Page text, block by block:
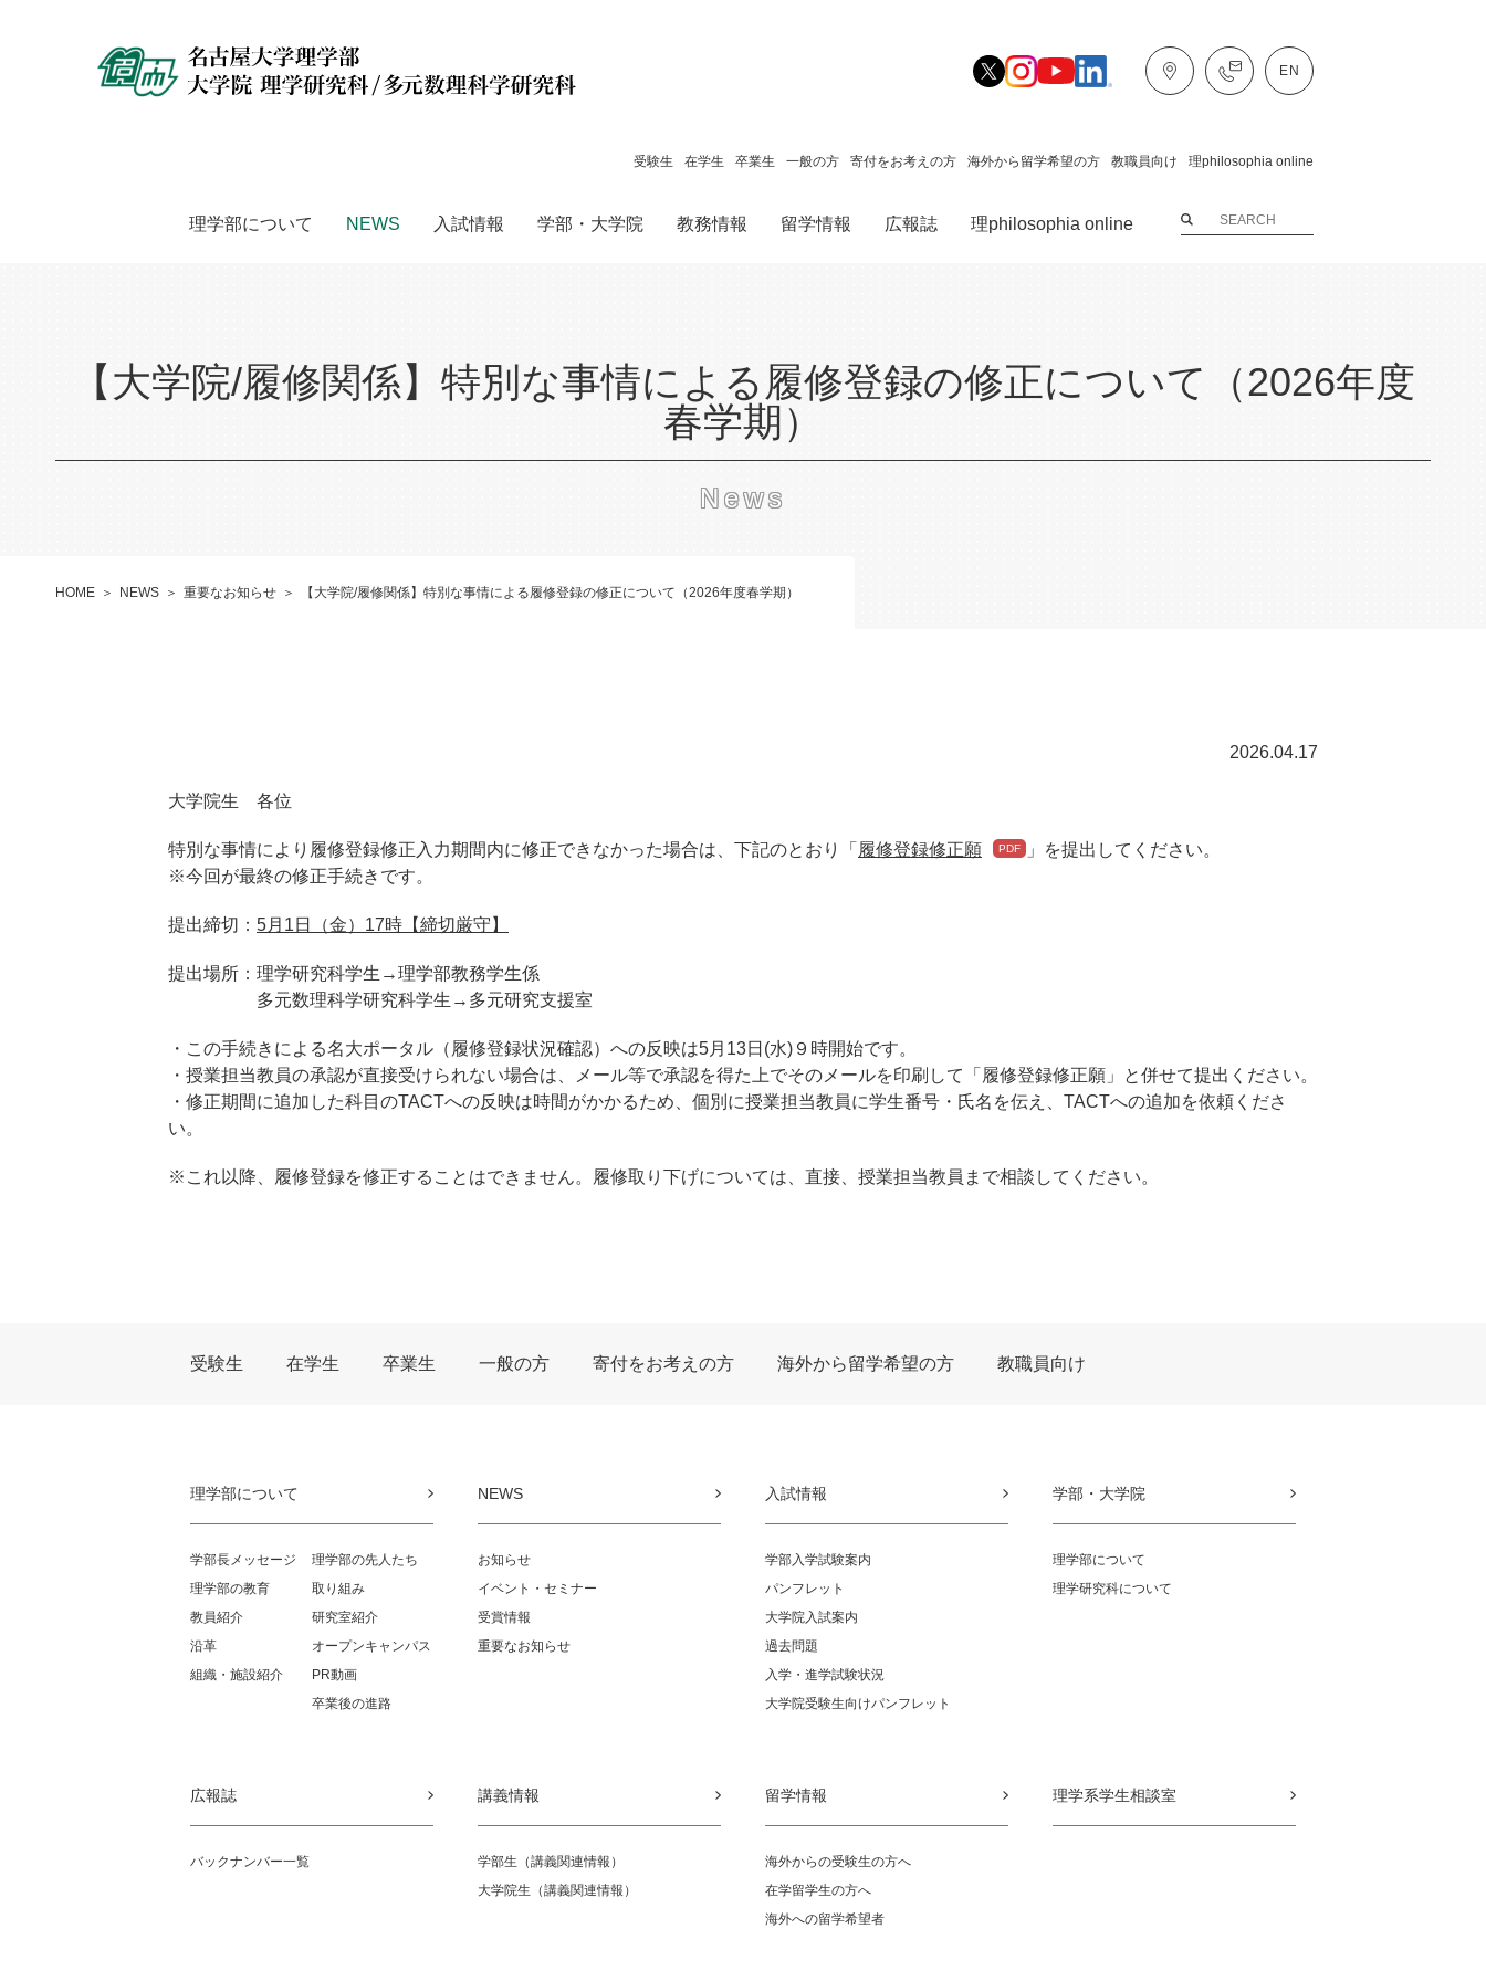
受験生 在学生 卒業生 一般の方 寄付をお考えの方 海外から留学希望の方 教職員向け 理philosophia online
理学部について NEWS 入試情報 学部・大学院 教務情報 留学情報 広報誌 理philosophia online
【大学院/履修関係】特別な事情による履修登録の修正について（2026年度
春学期）
News
HOME NEWS 重要なお知らせ 【大学院/履修関係】特別な事情による履修登録の修正について（2026年度春学期）
2026.04.17
大学院生 各位
特別な事情により履修登録修正入力期間内に修正できなかった場合は、下記のとおり「 履修登録修正願
」を提出してください。
※今回が最終の修正手続きです。
提出締切： 5月1日（金）17時【締切厳守】
提出場所：理学研究科学生→理学部教務学生係
多元数理科学研究科学生→多元研究支援室
・この手続きによる名大ポータル（履修登録状況確認）への反映は5月13日(水)９時開始です。
・授業担当教員の承認が直接受けられない場合は、メール等で承認を得た上でそのメールを印刷して「履修登録修正願」と併せて提出ください。
・修正期間に追加した科目のTACTへの反映は時間がかかるため、個別に授業担当教員に学生番号・氏名を伝え、TACTへの追加を依頼くださ
い。
※これ以降、履修登録を修正することはできません。履修取り下げについては、直接、授業担当教員まで相談してください。
受験生 在学生 卒業生 一般の方 寄付をお考えの方 海外から留学希望の方 教職員向け
理学部について
学部長メッセージ
理学部の教育
教員紹介
沿革
組織・施設紹介
理学部の先人たち
取り組み
研究室紹介
オープンキャンパス
PR動画
卒業後の進路
NEWS
お知らせ
イベント・セミナー
受賞情報
重要なお知らせ
入試情報
学部入学試験案内
パンフレット
大学院入試案内
過去問題
入学・進学試験状況
大学院受験生向けパンフレット
学部・大学院
理学部について
理学研究科について
広報誌
バックナンバー一覧
講義情報
学部生（講義関連情報）
大学院生（講義関連情報）
留学情報
海外からの受験生の方へ
在学留学生の方へ
海外への留学希望者
理学系学生相談室